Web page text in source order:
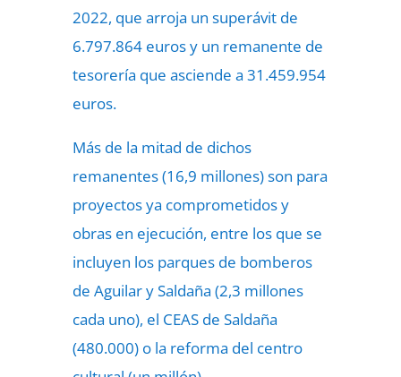
2022, que arroja un superávit de
6.797.864 euros y un remanente de
tesorería que asciende a 31.459.954
euros.
Más de la mitad de dichos
remanentes (16,9 millones) son para
proyectos ya comprometidos y
obras en ejecución, entre los que se
incluyen los parques de bomberos
de Aguilar y Saldaña (2,3 millones
cada uno), el CEAS de Saldaña
(480.000) o la reforma del centro